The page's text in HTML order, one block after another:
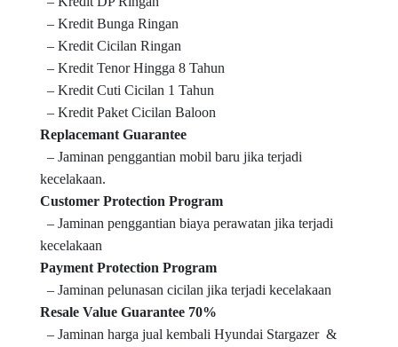
– Kredit Bunga Ringan
– Kredit Cicilan Ringan
– Kredit Tenor Hingga 8 Tahun
– Kredit Cuti Cicilan 1 Tahun
– Kredit Paket Cicilan Baloon
Replacemant Guarantee
– Jaminan penggantian mobil baru jika terjadi
kecelakaan.
Customer Protection Program
– Jaminan penggantian biaya perawatan jika terjadi
kecelakaan
Payment Protection Program
– Jaminan pelunasan cicilan jika terjadi kecelakaan
Resale Value Guarantee 70%
– Jaminan harga jual kembali Hyundai Stargazer &